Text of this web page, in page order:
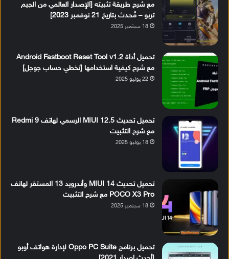
مع شرح طريقة تثبيته [الإصدار العالمي من الجيم
تربو – مُحدث بتاريخ 21 نوفمبر 2023]
18 سبتمبر 2025
تحميل أداة Android Fastboot Reset Tool v1.2
مع شرح كيفية استخدامها [تخطي حساب جوجل]
22 يوليو 2025
تحميل تحديث MIUI 12.5 الرسمي لهاتف Redmi 9
مع شرح التثبيت
18 يوليو 2025
تحميل تحديث MIUI 14 وأندرويد 13 المستقر لهاتف
POCO X3 Pro مع شرح التثبيت
18 سبتمبر 2025
تحميل برنامج Oppo PC Suite لإدارة هواتف أوبو